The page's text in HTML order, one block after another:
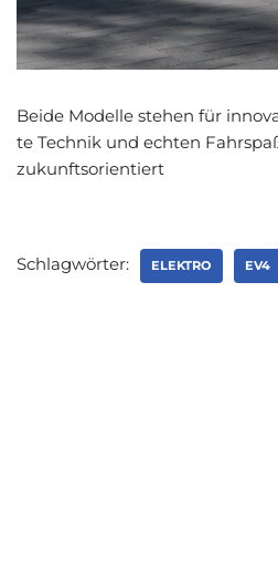
Bei­de Model­le ste­hen für
te Tech­nik und ech­ten
zukunfts­ori­en­tiert
Schlagwörter: ELEKTRO EV4